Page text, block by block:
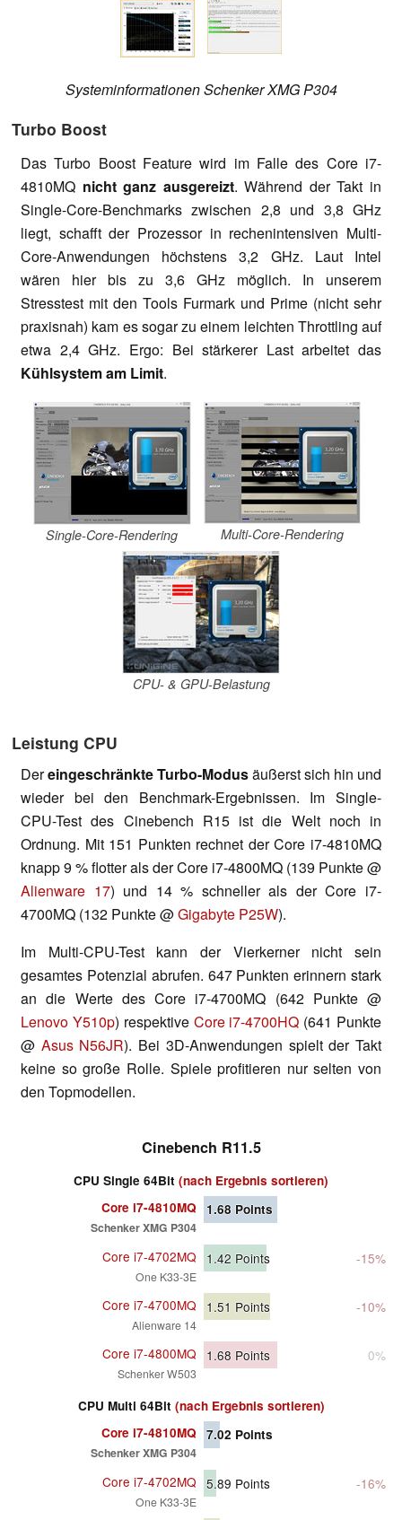
Systeminformationen Schenker XMG P304
Turbo Boost
Das Turbo Boost Feature wird im Falle des Core i7-
4810MQ nicht ganz ausgereizt. Während der Takt in
Single-Core-Benchmarks zwischen 2,8 und 3,8 GHz
liegt, schafft der Prozessor in rechenintensiven Multi-
Core-Anwendungen höchstens 3,2 GHz. Laut Intel
wären hier bis zu 3,6 GHz möglich. In unserem
Stresstest mit den Tools Furmark und Prime (nicht sehr
praxisnah) kam es sogar zu einem leichten Throttling auf
etwa 2,4 GHz. Ergo: Bei stärkerer Last arbeitet das
Kühlsystem am Limit.
Single-Core-Rendering Multi-Core-Rendering
CPU- & GPU-Belastung
Leistung CPU
Dereingeschränkte Turbo-Modusäußerst sich hin und
wieder bei den Benchmark-Ergebnissen. Im Single-
CPU-Test des Cinebench R15 ist die Welt noch in
Ordnung. Mit 151 Punkten rechnet der Core i7-4810MQ
knapp 9 % flotter als der Core i7-4800MQ (139 Punkte @
Alienware 17) und 14 % schneller als der Core i7-
4700MQ (132 Punkte @Gigabyte P25W).
Im Multi-CPU-Test kann der Vierkerner nicht sein
gesamtes Potenzial abrufen. 647 Punkten erinnern stark
an die Werte des Core i7-4700MQ (642 Punkte @
Lenovo Y510p) respektive Core i7-4700HQ (641 Punkte
@ Asus N56JR). Bei 3D-Anwendungen spielt der Takt
keine so große Rolle. Spiele profitieren nur selten von
den Topmodellen.
Cinebench R11.5
CPU Single 64Bit (nach Ergebnis sortieren)
Core i7-4810MQ
Schenker XMG P304
1.68 Points
Core i7-4702MQ
One K33-3E
1.42 Points -15%
Core i7-4700MQ
Alienware 14
1.51 Points -10%
Core i7-4800MQ
Schenker W503
1.68 Points 0%
CPU Multi 64Bit (nach Ergebnis sortieren)
Core i7-4810MQ
Schenker XMG P304
7.02 Points
Core i7-4702MQ
One K33-3E
5.89 Points -16%